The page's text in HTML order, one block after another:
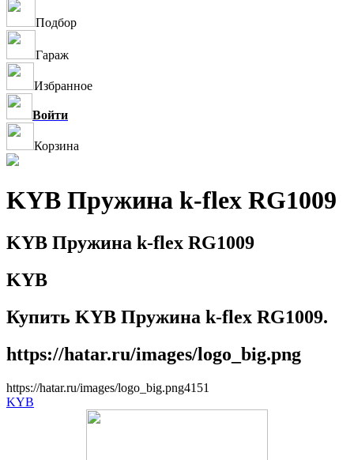
Подбор
Гараж
Избранное
Войти
Корзина
KYB Пружина k-flex RG1009
KYB Пружина k-flex RG1009
KYB
Купить KYB Пружина k-flex RG1009.
https://hatar.ru/images/logo_big.png
https://hatar.ru/images/logo_big.png41 51
KYB